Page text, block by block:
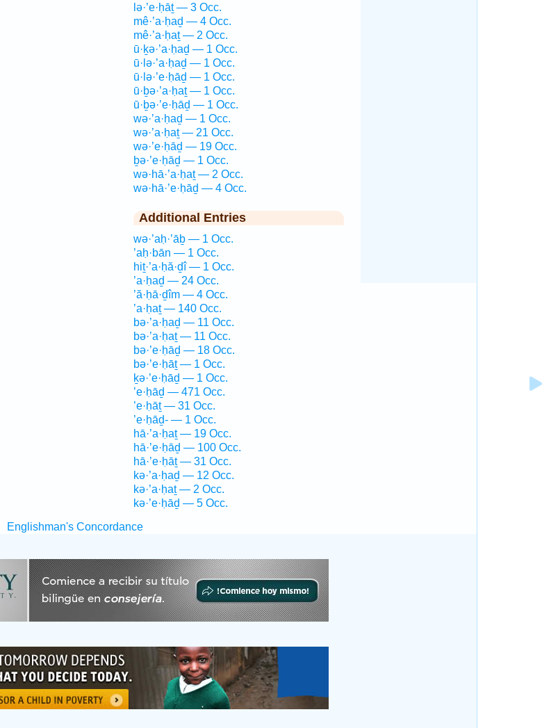
lə·’e·ḥāṯ — 3 Occ.
mê·’a·ḥaḏ — 4 Occ.
mê·’a·ḥaṯ — 2 Occ.
ū·ḵə·’a·ḥaḏ — 1 Occ.
ū·lə·’a·ḥaḏ — 1 Occ.
ū·lə·’e·ḥāḏ — 1 Occ.
ū·ḇə·’a·ḥaṯ — 1 Occ.
ū·ḇə·’e·ḥāḏ — 1 Occ.
wə·’a·ḥaḏ — 1 Occ.
wə·’a·ḥaṯ — 21 Occ.
wə·’e·ḥāḏ — 19 Occ.
ḇə·’e·ḥāḏ — 1 Occ.
wə·hā·’a·ḥaṯ — 2 Occ.
wə·hā·’e·ḥāḏ — 4 Occ.
Additional Entries
wə·’aḥ·’āḇ — 1 Occ.
’aḥ·bān — 1 Occ.
hiṯ·’a·ḥă·ḏî — 1 Occ.
’a·ḥaḏ — 24 Occ.
’ă·ḥā·ḏîm — 4 Occ.
’a·ḥaṯ — 140 Occ.
bə·’a·ḥaḏ — 11 Occ.
bə·’a·ḥaṯ — 11 Occ.
bə·’e·ḥāḏ — 18 Occ.
bə·’e·ḥāṯ — 1 Occ.
ḵə·’e·ḥāḏ — 1 Occ.
’e·ḥāḏ — 471 Occ.
’e·ḥāṯ — 31 Occ.
’e·ḥāḏ- — 1 Occ.
hā·’a·ḥaṯ — 19 Occ.
hā·’e·ḥāḏ — 100 Occ.
hā·’e·ḥāṯ — 31 Occ.
kə·’a·ḥaḏ — 12 Occ.
kə·’a·ḥaṯ — 2 Occ.
kə·’e·ḥāḏ — 5 Occ.
Englishman's Concordance